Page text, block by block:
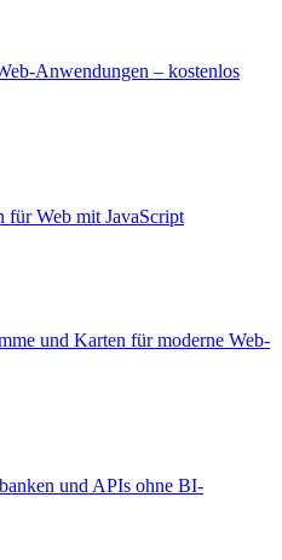
Anwendungen – kostenlos
für Web mit JavaScript
und Karten für moderne Web-
und APIs ohne BI-